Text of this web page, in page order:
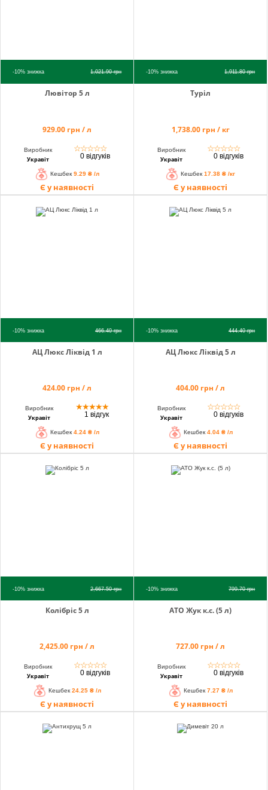
-10%знижка 1,021.90грн
Лювітор 5 л
929.00 грн / л
Виробник
Укравіт
☆☆☆☆☆
0 відгуків
Кешбек 9.29 ₴ /л
Є у наявності
-10%знижка 1,911.80грн
Туріл
1,738.00 грн / кг
Виробник
Укравіт
☆☆☆☆☆
0 відгуків
Кешбек 17.38 ₴ /кг
Є у наявності
-10%знижка 466.40грн
АЦ Люкс Ліквід 1 л
424.00 грн / л
Виробник
Укравіт
★★★★★
1 відгук
Кешбек 4.24 ₴ /л
Є у наявності
-10%знижка 444.40грн
АЦ Люкс Ліквід 5 л
404.00 грн / л
Виробник
Укравіт
☆☆☆☆☆
0 відгуків
Кешбек 4.04 ₴ /л
Є у наявності
-10%знижка 2,667.50грн
Колібріс 5 л
2,425.00 грн / л
Виробник
Укравіт
☆☆☆☆☆
0 відгуків
Кешбек 24.25 ₴ /л
Є у наявності
-10%знижка 799.70грн
АТО Жук к.с. (5 л)
727.00 грн / л
Виробник
Укравіт
☆☆☆☆☆
0 відгуків
Кешбек 7.27 ₴ /л
Є у наявності